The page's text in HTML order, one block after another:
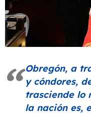
Obregón, a
y cóndores,
trasciende lo
la nación es,